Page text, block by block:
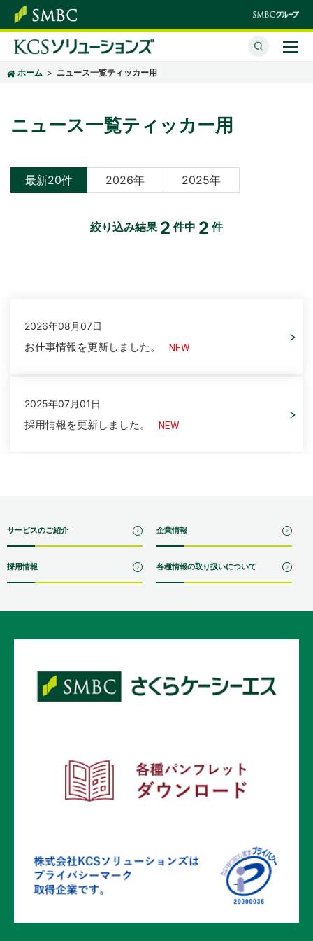
ホーム ニュース一覧ティッカー用
ニュース一覧ティッカー用
最新20件 2026年 2025年
絞り込み結果 2 件中 2 件
2026年08月07日
お仕事情報を更新しました。
2025年07月01日
採用情報を更新しました。
サービスのご紹介
各種情報の取り扱いについて
お問い合わせ
サービスのご紹介 企業情報
採用情報 各種情報の取り扱いについて